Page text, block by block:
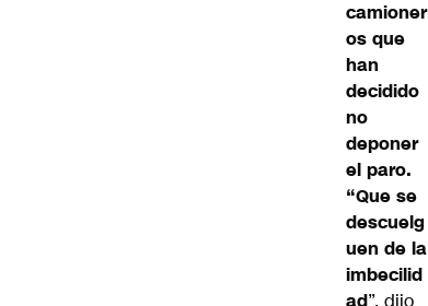
camioner
os que
han
decidido
no
deponer
el paro.
“Que se
descuelg
uen de la
imbecilid